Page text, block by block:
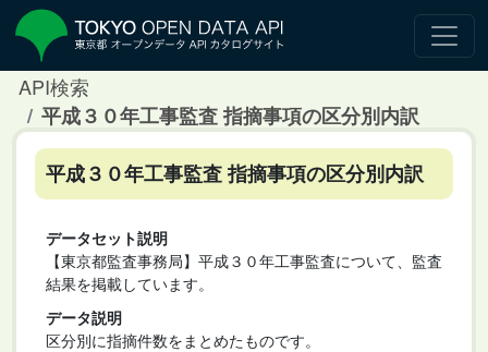
API検索
平成３０年工事監査 指摘事項の区分別内訳
平成３０年工事監査 指摘事項の区分別内訳
データセット説明
【東京都監査事務局】平成３０年工事監査について、監査
結果を掲載しています。
データ説明
区分別に指摘件数をまとめたものです。